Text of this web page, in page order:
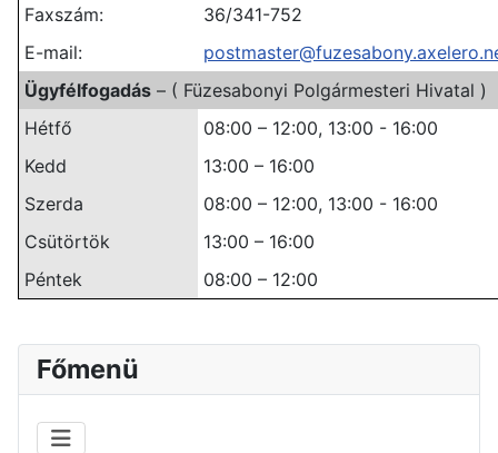
Főmenü
Faxszám:
36/341-752
E-mail:
Ügyfélfogadás – ( Füzesabonyi Polgármesteri Hivatal )
Hétfő
08:00 – 12:00, 13:00 - 16:00
Kedd
13:00 – 16:00
Szerda
08:00 – 12:00, 13:00 - 16:00
Csütörtök
13:00 – 16:00
Péntek
08:00 – 12:00